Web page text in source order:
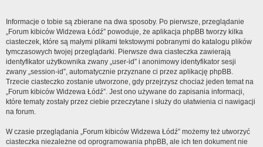
Informacje o tobie są zbierane na dwa sposoby. Po pierwsze, przeglądanie
„Forum kibiców Widzewa Łódź” powoduje, że aplikacja phpBB tworzy kilka
ciasteczek, które są małymi plikami tekstowymi pobranymi do katalogu plików
tymczasowych twojej przeglądarki. Pierwsze dwa ciasteczka zawierają
identyfikator użytkownika zwany „user-id” i anonimowy identyfikator sesji
zwany „session-id”, automatycznie przyznane ci przez aplikację phpBB.
Trzecie ciasteczko zostanie utworzone, gdy przejrzysz chociaż jeden temat na
„Forum kibiców Widzewa Łódź”. Jest ono używane do zapisania informacji,
które tematy zostały przez ciebie przeczytane i służy do ułatwienia ci nawigacji
na forum.
W czasie przeglądania „Forum kibiców Widzewa Łódź” możemy też utworzyć
ciasteczka niezależne od oprogramowania phpBB, ale ich ten dokument nie